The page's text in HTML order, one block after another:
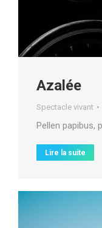
Azalée
Spectacle vivant
Pellen papibus,
Lire la suite